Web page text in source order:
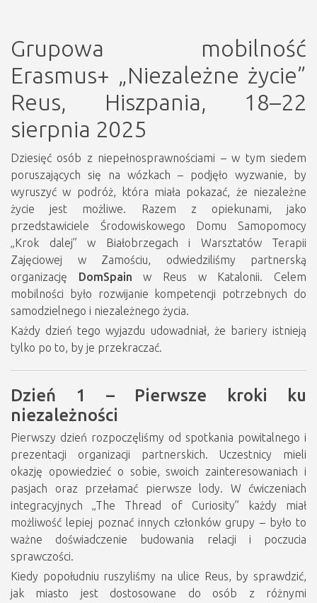
Grupowa mobilność
Erasmus+ „Niezależne życie”
Reus, Hiszpania, 18–22
sierpnia 2025
Dziesięć osób z niepełnosprawnościami – w tym siedem
poruszających się na wózkach – podjęło wyzwanie, by
wyruszyć w podróż, która miała pokazać, że niezależne
życie jest możliwe. Razem z opiekunami, jako
przedstawiciele Środowiskowego Domu Samopomocy
„Krok dalej” w Białobrzegach i Warsztatów Terapii
Zajęciowej w Zamościu, odwiedziliśmy partnerską
organizację DomSpain w Reus w Katalonii. Celem
mobilności było rozwijanie kompetencji potrzebnych do
samodzielnego i niezależnego życia.
Każdy dzień tego wyjazdu udowadniał, że bariery istnieją
tylko po to, by je przekraczać.
Dzień 1 – Pierwsze kroki ku
niezależności
Pierwszy dzień rozpoczęliśmy od spotkania powitalnego i
prezentacji organizacji partnerskich. Uczestnicy mieli
okazję opowiedzieć o sobie, swoich zainteresowaniach i
pasjach oraz przełamać pierwsze lody. W ćwiczeniach
integracyjnych „The Thread of Curiosity” każdy miał
możliwość lepiej poznać innych członków grupy – było to
ważne doświadczenie budowania relacji i poczucia
sprawczości.
Kiedy popołudniu ruszyliśmy na ulice Reus, by sprawdzić,
jak miasto jest dostosowane do osób z różnymi